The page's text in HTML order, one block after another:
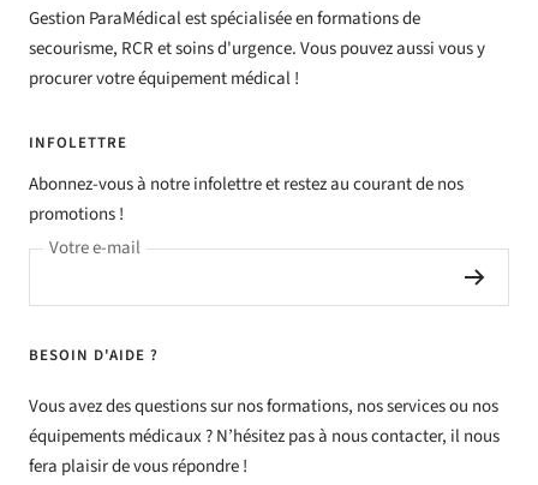
Gestion ParaMédical est spécialisée en formations de
secourisme, RCR et soins d'urgence. Vous pouvez aussi vous y
procurer votre équipement médical !
INFOLETTRE
Abonnez-vous à notre infolettre et restez au courant de nos
promotions !
Votre e-mail
BESOIN D'AIDE ?
Vous avez des questions sur nos formations, nos services ou nos
équipements médicaux ? N’hésitez pas à nous contacter, il nous
fera plaisir de vous répondre !